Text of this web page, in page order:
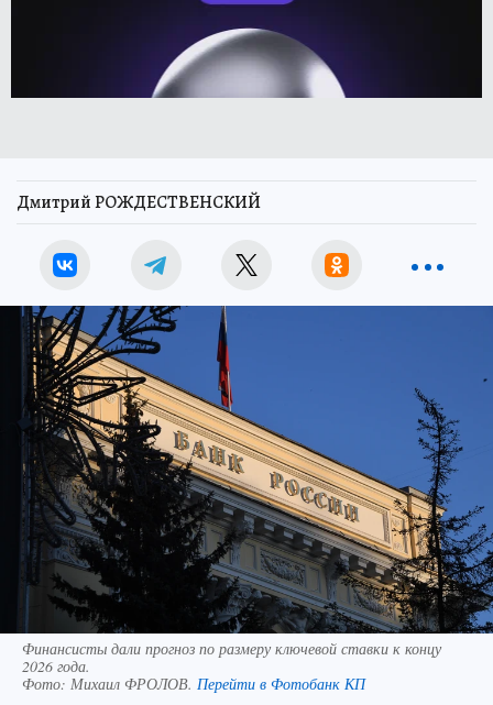
Дмитрий РОЖДЕСТВЕНСКИЙ
Финансисты дали прогноз по размеру ключевой ставки к концу
2026 года.
Фото: Михаил ФРОЛОВ. Перейти в Фотобанк КП